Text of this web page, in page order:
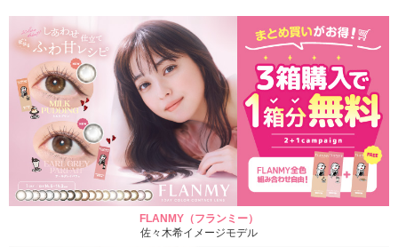
FLANMY（フランミー）
佐々木希イメージモデル